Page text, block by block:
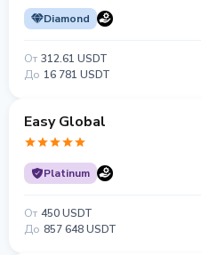
Diamond
От 312.61 USDT
До 16 781 USDT
Easy Global
Platinum
От 450 USDT
До 857 648 USDT